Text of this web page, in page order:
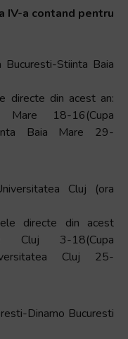
IV-a contand pentru
Bucuresti-Stiinta Baia
directe din acest an:
Mare 18-16(Cupa
Baia Mare 29-
Cluj (ora
directe din acest
Cluj 3-18(Cupa
Cluj 25-
Dinamo Bucuresti